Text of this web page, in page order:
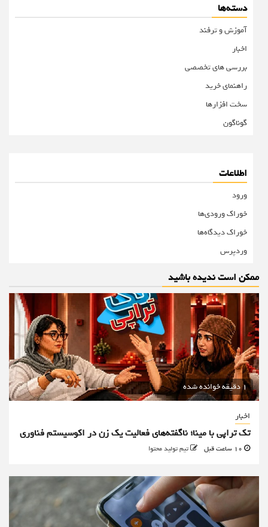
دسته‌ها
آموزش و ترفند
اخبار
بررسی های تخصصی
راهنمای خرید
سخت افزارها
گوناگون
اطلاعات
ورود
خوراک ورودی‌ها
خوراک دیدگاه‌ها
وردپرس
ممکن است ندیده باشید
1 دقیقه خوانده شده
اخبار
تک تراپی با مینا؛ ناگفته‌های فعالیت یک زن در اکوسیستم فناوری
تیم تولید محتوا